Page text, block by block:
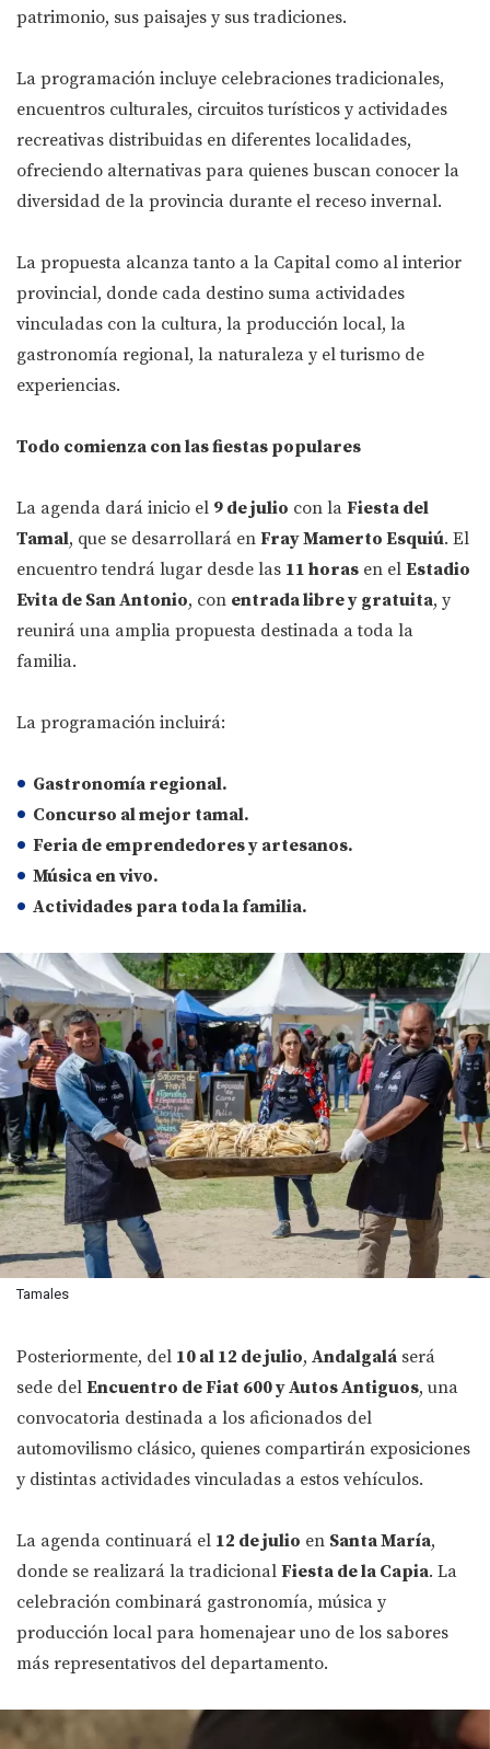
patrimonio, sus paisajes y sus tradiciones.
La programación incluye celebraciones tradicionales,
encuentros culturales, circuitos turísticos y actividades
recreativas distribuidas en diferentes localidades,
ofreciendo alternativas para quienes buscan conocer la
diversidad de la provincia durante el receso invernal.
La propuesta alcanza tanto a la Capital como al interior
provincial, donde cada destino suma actividades
vinculadas con la cultura, la producción local, la
gastronomía regional, la naturaleza y el turismo de
experiencias.
Todo comienza con las fiestas populares
La agenda dará inicio el 9 de julio con la Fiesta del
Tamal, que se desarrollará en Fray Mamerto Esquiú. El
encuentro tendrá lugar desde las 11 horas en el Estadio
Evita de San Antonio, con entrada libre y gratuita, y
reunirá una amplia propuesta destinada a toda la
familia.
La programación incluirá:
Gastronomía regional.
Concurso al mejor tamal.
Feria de emprendedores y artesanos.
Música en vivo.
Actividades para toda la familia.
Tamales
Posteriormente, del 10 al 12 de julio, Andalgalá será
sede del Encuentro de Fiat 600 y Autos Antiguos, una
convocatoria destinada a los aficionados del
automovilismo clásico, quienes compartirán exposiciones
y distintas actividades vinculadas a estos vehículos.
La agenda continuará el 12 de julio en Santa María,
donde se realizará la tradicional Fiesta de la Capia. La
celebración combinará gastronomía, música y
producción local para homenajear uno de los sabores
más representativos del departamento.